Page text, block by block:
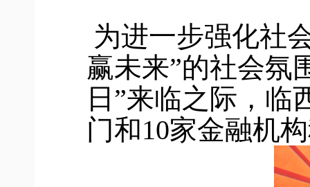
为进一步强化社
赢未来”的社会氛
日”来临之际，临
门和10家金融机